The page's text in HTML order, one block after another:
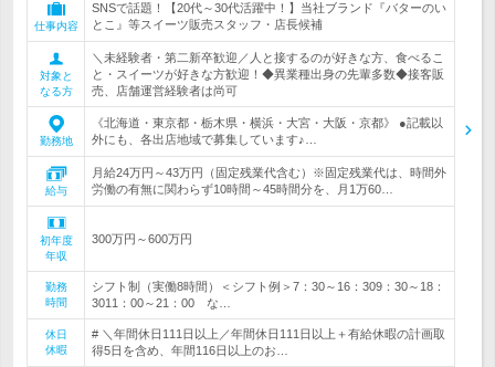
仕事内容
SNSで話題！【20代～30代活躍中！】当社ブランド『バターのい
とこ』等スイーツ販売スタッフ・店長候補
対象と
なる方
＼未経験者・第二新卒歓迎／人と接するのが好きな方、食べるこ
と・スイーツが好きな方歓迎！◆異業種出身の先輩多数◆接客販
売、店舗運営経験者は尚可
勤務地
《北海道・東京都・栃木県・横浜・大宮・大阪・京都》 ●記載以
外にも、各出店地域で募集しています♪…
給与
月給24万円～43万円（固定残業代含む）※固定残業代は、時間外
労働の有無に関わらず10時間～45時間分を、月1万60…
初年度
年収
300万円～600万円
勤務
時間
シフト制（実働8時間）＜シフト例＞7：30～16：309：30～18：
3011：00～21：00 な…
休日
休暇
# ＼年間休日111日以上／年間休日111日以上＋有給休暇の計画取
得5日を含め、年間116日以上のお…